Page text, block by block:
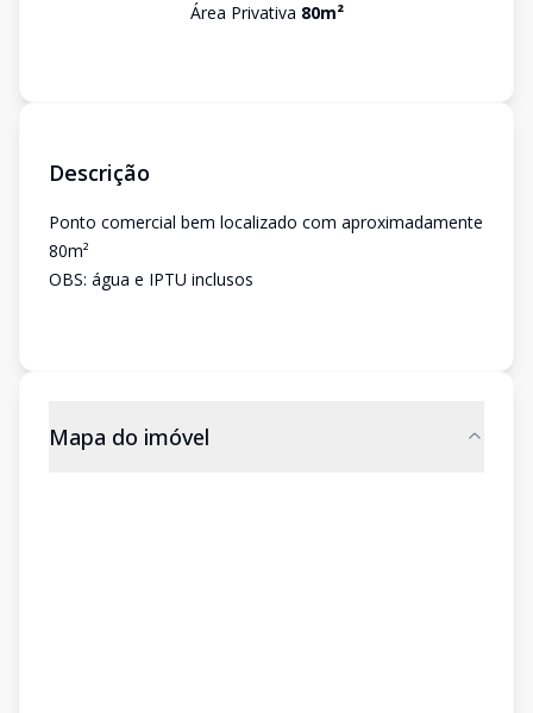
Área Privativa 80m²
Descrição
Ponto comercial bem localizado com aproximadamente
80m²
OBS: água e IPTU inclusos
Mapa do imóvel